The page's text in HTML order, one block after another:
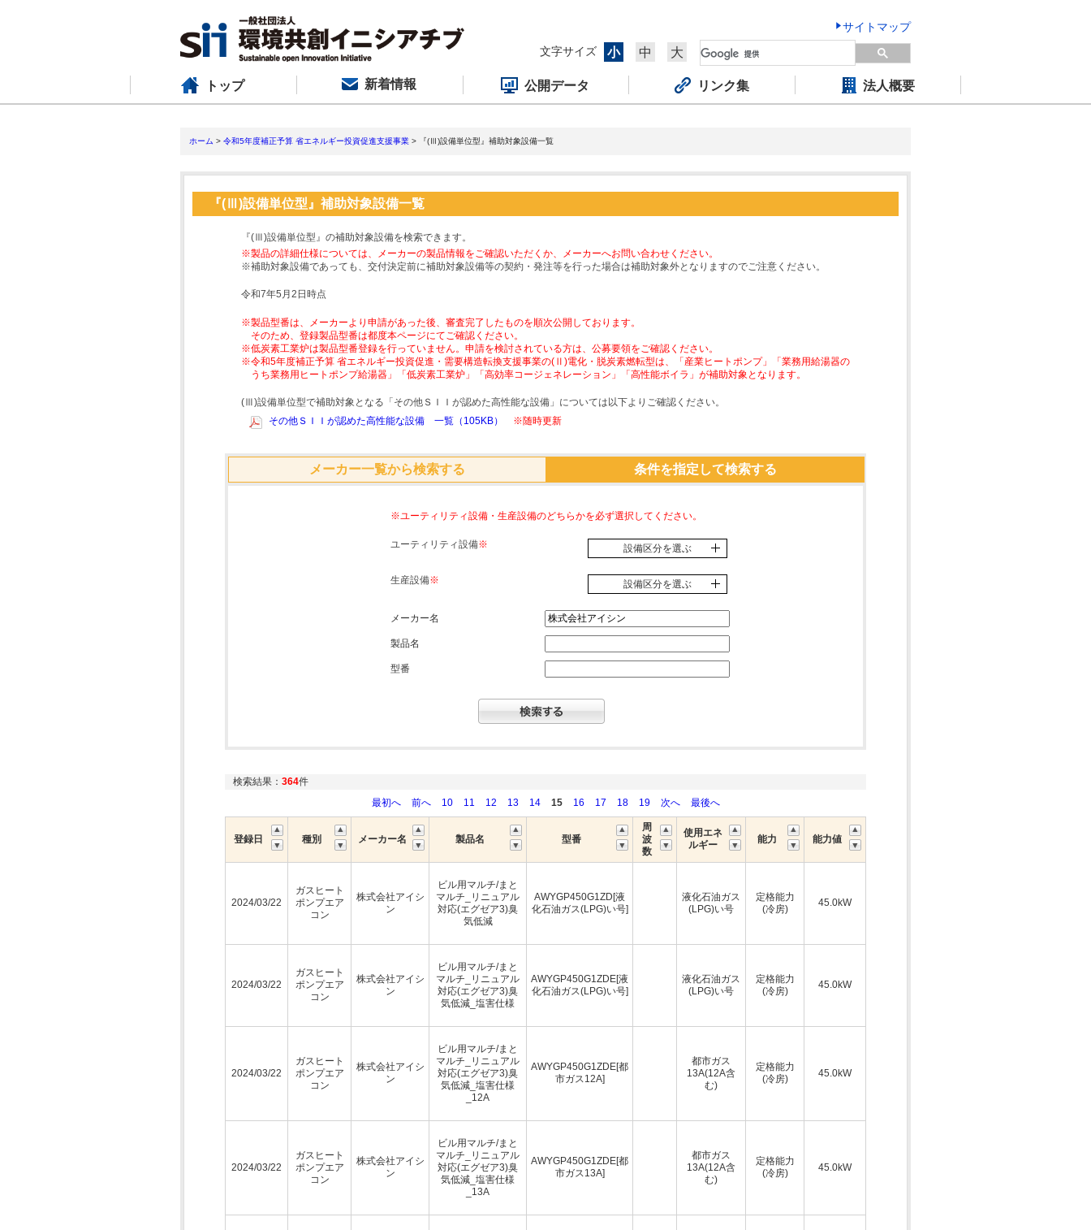
サイトマップ
文字サイズ
小 中 大
トップ 新着情報 公開データ リンク集 法人概要
ホーム > 令和5年度補正予算 省エネルギー投資促進支援事業 > 『(Ⅲ)設備単位型』補助対象設備一覧
『(Ⅲ)設備単位型』補助対象設備一覧
『(Ⅲ)設備単位型』の補助対象設備を検索できます。
※製品の詳細仕様については、メーカーの製品情報をご確認いただくか、メーカーへお問い合わせください。
※補助対象設備であっても、交付決定前に補助対象設備等の契約・発注等を行った場合は補助対象外となりますのでご注意ください。
令和7年5月2日時点
※製品型番は、メーカーより申請があった後、審査完了したものを順次公開しております。
そのため、登録製品型番は都度本ページにてご確認ください。
※低炭素工業炉は製品型番登録を行っていません。申請を検討されている方は、公募要領をご確認ください。
※令和5年度補正予算 省エネルギー投資促進・需要構造転換支援事業の(Ⅱ)電化・脱炭素燃転型は、「産業ヒートポンプ」「業務用給湯器の
うち業務用ヒートポンプ給湯器」「低炭素工業炉」「高効率コージェネレーション」「高性能ボイラ」が補助対象となります。
(Ⅲ)設備単位型で補助対象となる「その他ＳＩＩが認めた高性能な設備」については以下よりご確認ください。
その他ＳＩＩが認めた高性能な設備 一覧（105KB）
※随時更新
メーカー一覧から検索する 条件を指定して検索する
※ユーティリティ設備・生産設備のどちらかを必ず選択してください。
ユーティリティ設備※ 設備区分を選ぶ
生産設備※ 設備区分を選ぶ
メーカー名
製品名
型番
検索結果： 364件
最初へ
前へ 10 11 12 13 14 15 16 17 18 19 次へ 最後へ
登録日 種別 メーカー名 製品名 型番
周
波
数
使用エネ
ルギー
能力 能力値
2024/03/22
ガスヒート
ポンプエア
コン
株式会社アイシ
ン
ビル用マルチ/まと
マルチ_リニュアル
対応(エグゼア3)臭
気低減
AWYGP450G1ZD[液
化石油ガス(LPG)い号]
液化石油ガス
(LPG)い号
定格能力
(冷房)
45.0kW
2024/03/22
ガスヒート
ポンプエア
コン
株式会社アイシ
ン
ビル用マルチ/まと
マルチ_リニュアル
対応(エグゼア3)臭
気低減_塩害仕様
AWYGP450G1ZDE[液
化石油ガス(LPG)い号]
液化石油ガス
(LPG)い号
定格能力
(冷房)
45.0kW
2024/03/22
ガスヒート
ポンプエア
コン
株式会社アイシ
ン
ビル用マルチ/まと
マルチ_リニュアル
対応(エグゼア3)臭
気低減_塩害仕様
_12A
AWYGP450G1ZDE[都
市ガス12A]
都市ガス
13A(12A含
む)
定格能力
(冷房)
45.0kW
2024/03/22
ガスヒート
ポンプエア
コン
株式会社アイシ
ン
ビル用マルチ/まと
マルチ_リニュアル
対応(エグゼア3)臭
気低減_塩害仕様
_13A
AWYGP450G1ZDE[都
市ガス13A]
都市ガス
13A(12A含
む)
定格能力
(冷房)
45.0kW